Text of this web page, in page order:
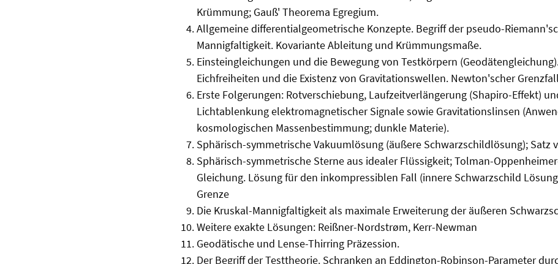
Krümmung; Gauß' Theorema Egregium.
Allgemeine differentialgeometrische Konzepte. Begriff der pseudo-
Mannigfaltigkeit. Kovariante Ableitung und Krümmungsmaße.
Einsteingleichungen und die Bewegung von Testkörpern
Eichfreiheiten und die Existenz von Gravitationswellen. Newton'scher Grenzfall
Erste Folgerungen: Rotverschiebung, Laufzeitverlängerung (Shapiro-Effekt)
Lichtablenkung elektromagnetischer Signale sowie Gravitationslinsen
kosmologischen Massenbestimmung; dunkle Materie).
Sphärisch-symmetrische Vakuumlösung (äußere Schwarzschildlösung); Satz
Sphärisch-symmetrische Sterne aus idealer Flüssigkeit; Tolman-
Gleichung. Lösung für den inkompressiblen Fall (innere Schwarzschild
Grenze
Die Kruskal-Mannigfaltigkeit als maximale Erweiterung der äußeren
Weitere exakte Lösungen: Reißner-Nordstrøm, Kerr-Newman
Geodätische und Lense-Thirring Präzession.
Der Begriff der Testtheorie. Schranken an Eddington-Robinson-Parameter